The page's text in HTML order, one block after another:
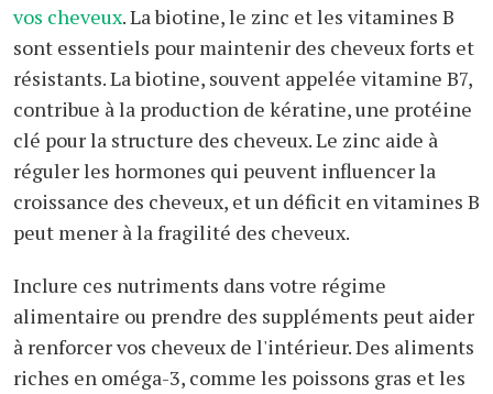
vos cheveux. La biotine, le zinc et les vitamines B
sont essentiels pour maintenir des cheveux forts et
résistants. La biotine, souvent appelée vitamine B7,
contribue à la production de kératine, une protéine
clé pour la structure des cheveux. Le zinc aide à
réguler les hormones qui peuvent influencer la
croissance des cheveux, et un déficit en vitamines B
peut mener à la fragilité des cheveux.
Inclure ces nutriments dans votre régime
alimentaire ou prendre des suppléments peut aider
à renforcer vos cheveux de l'intérieur. Des aliments
riches en oméga-3, comme les poissons gras et les